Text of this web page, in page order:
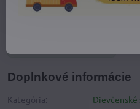
Viac z kategórie
Doplnkové informácie
Kategória: Dievčenské